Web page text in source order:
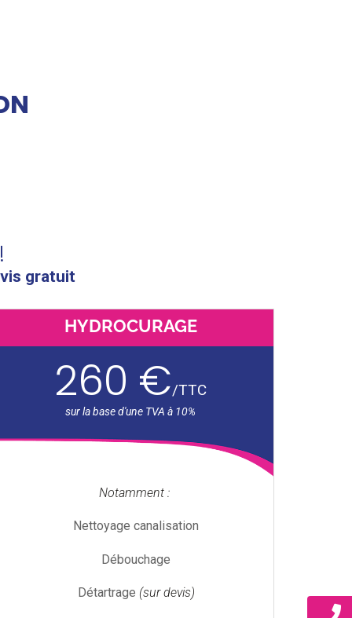
gratuit
HYDROCURAGE
260 €/TTC
Notamment :
Nettoyage canalisation
Débouchage
Détartrage (sur devis)